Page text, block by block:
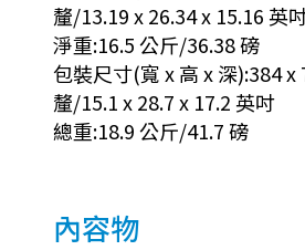
釐/13.19 x 26.34 x 15.16 英
淨重:16.5 公斤/36.38 磅
包裝尺寸(寬 x 高 x 深):384 x
釐/15.1 x 28.7 x 17.2 英吋
總重:18.9 公斤/41.7 磅
內容物